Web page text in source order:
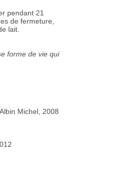
pendant 21
de fermeture,
lait.
forme de vie qui
, Albin Michel, 2008